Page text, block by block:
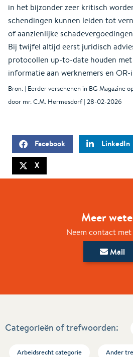
in het bijzonder zeer kritisch
schendingen kunnen leiden tot
of aanzienlijke
Bij twijfel altijd eerst juridisch
protocollen up-to-date houden
informatie aan werknemers en
Bron: | Eerder verschenen in BG Magazine
door mr. C.M. Hermesdorf | 28-02-2026
Facebook LinkedIn
X
Meer
Neem contact met
Mail
Categorieën of trefwoorden:
Arbeidsrecht categorie Ander